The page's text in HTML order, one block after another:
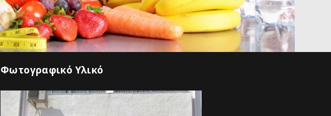
Φωτογραφικό Υλικό